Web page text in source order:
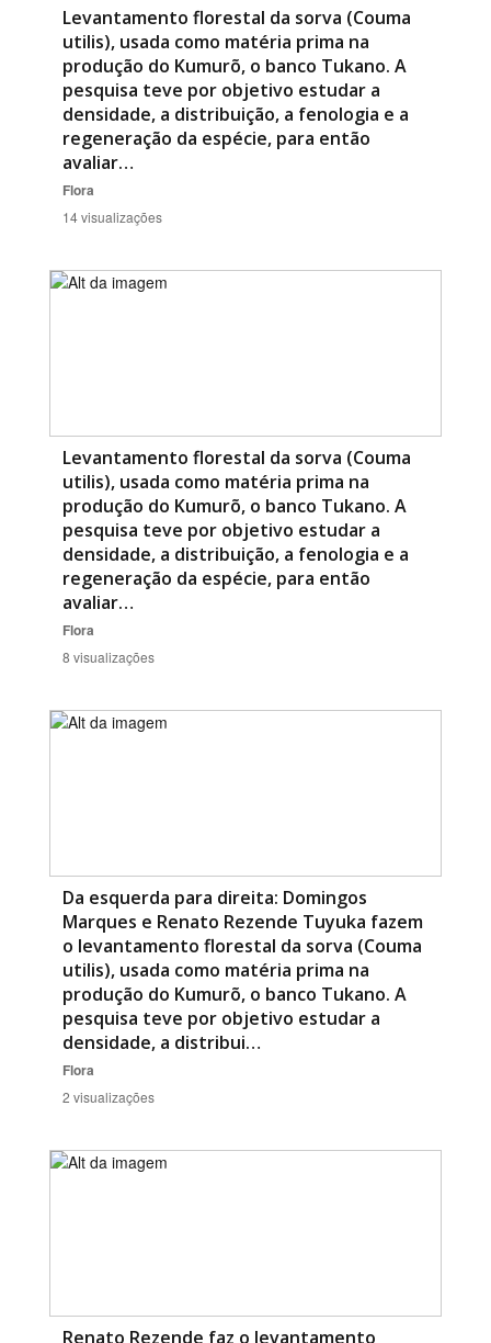
Levantamento florestal da sorva (Couma
utilis), usada como matéria prima na
produção do Kumurõ, o banco Tukano. A
pesquisa teve por objetivo estudar a
densidade, a distribuição, a fenologia e a
regeneração da espécie, para então
avaliar…
Flora
14 visualizações
Levantamento florestal da sorva (Couma
utilis), usada como matéria prima na
produção do Kumurõ, o banco Tukano. A
pesquisa teve por objetivo estudar a
densidade, a distribuição, a fenologia e a
regeneração da espécie, para então
avaliar…
Flora
8 visualizações
Da esquerda para direita: Domingos
Marques e Renato Rezende Tuyuka fazem
o levantamento florestal da sorva (Couma
utilis), usada como matéria prima na
produção do Kumurõ, o banco Tukano. A
pesquisa teve por objetivo estudar a
densidade, a distribui…
Flora
2 visualizações
Renato Rezende faz o levantamento